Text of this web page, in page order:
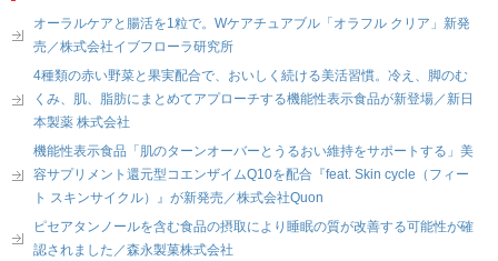
オーラルケアと腸活を1粒で。Wケアチュアブル「オラフル クリア」新発
売／株式会社イブフローラ研究所
4種類の赤い野菜と果実配合で、おいしく続ける美活習慣。冷え、脚のむ
くみ、肌、脂肪にまとめてアプローチする機能性表示食品が新登場／新日
本製薬 株式会社
機能性表示食品「肌のターンオーバーとうるおい維持をサポートする」美
容サプリメント還元型コエンザイムQ10を配合『feat. Skin cycle（フィー
ト スキンサイクル）』が新発売／株式会社Quon
ピセアタンノールを含む食品の摂取により睡眠の質が改善する可能性が確
認されました／森永製菓株式会社